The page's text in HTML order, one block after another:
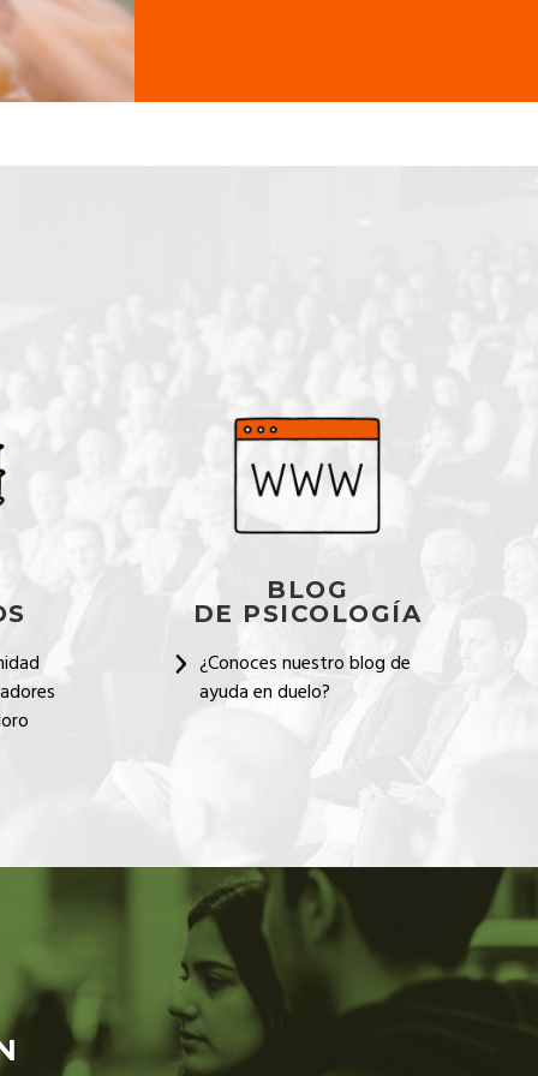
cómo las palabras, los símbolos y
BLOG
DE PSICOLOGÍA
¿Conoces nuestro blog de
ayuda en duelo?